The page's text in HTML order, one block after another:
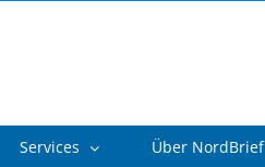
Services Über NordBrief